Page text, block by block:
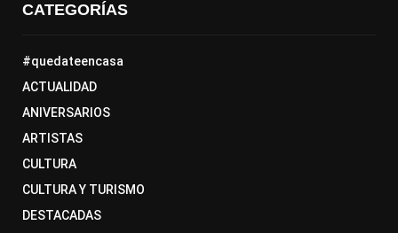
CATEGORÍAS
#quedateencasa
ACTUALIDAD
ANIVERSARIOS
ARTISTAS
CULTURA
CULTURA Y TURISMO
DESTACADAS